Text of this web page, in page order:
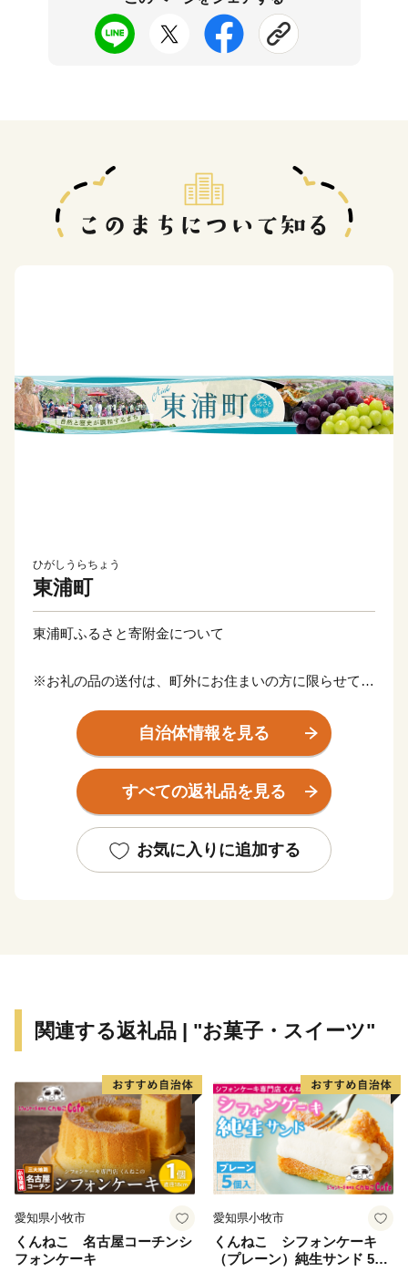
ひがしうらちょう
東浦町
東浦町ふるさと寄附金について
※お礼の品の送付は、町外にお住まいの方に限らせてい
※寄附につきましては、年度内の回数制限は現在設けて
おりません。
※お礼の品のお届けには1～2ヶ月程度かかることがあり
だけます。
※お礼の品の写真はイメージです。
に住民票住所をご記入ください。
のでご了承ください。
【ワンストップ特例申請書の送付時期について】
申請書を受領書と一緒にお送りしますので、
必要情報を記載の上返送してください。
ます。
自治体情報を見る
すべての返礼品を見る
お気に入りに追加する
関連する返礼品 | "お菓子・スイーツ"
愛知県小牧市
くんねこ 名古屋コーチンシ
フォンケーキ
愛知県小牧市
くんねこ シフォンケーキ
（プレーン）純生サンド 5個